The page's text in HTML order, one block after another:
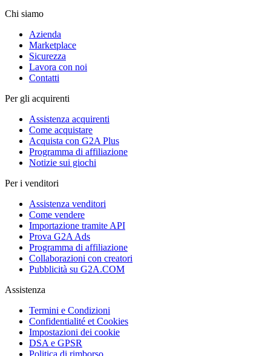
Chi siamo
Azienda
Marketplace
Sicurezza
Lavora con noi
Contatti
Per gli acquirenti
Assistenza acquirenti
Come acquistare
Acquista con G2A Plus
Programma di affiliazione
Notizie sui giochi
Per i venditori
Assistenza venditori
Come vendere
Importazione tramite API
Prova G2A Ads
Programma di affiliazione
Collaborazioni con creatori
Pubblicità su G2A.COM
Assistenza
Termini e Condizioni
Confidentialité et Cookies
Impostazioni dei cookie
DSA e GPSR